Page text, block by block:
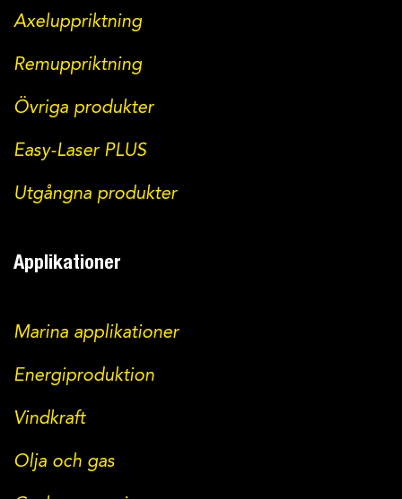
Axeluppriktning
Remuppriktning
Övriga produkter
Easy-Laser PLUS
Utgångna produkter
Applikationer
Marina applikationer
Energiproduktion
Vindkraft
Olja och gas